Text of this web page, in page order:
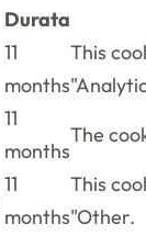
Durata
11
months
This
11
months
The
11
months
This
"Other.